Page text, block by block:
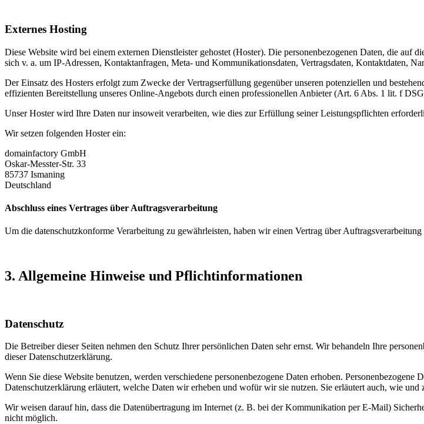
Externes Hosting
Diese Website wird bei einem externen Dienstleister gehostet (Hoster). Die personenbezogenen Daten, die auf
sich v. a. um IP-Adressen, Kontaktanfragen, Meta- und Kommunikationsdaten, Vertragsdaten, Kontaktdaten,
Der Einsatz des Hosters erfolgt zum Zwecke der Vertragserfüllung gegenüber unseren potenziellen und
effizienten Bereitstellung unseres Online-Angebots durch einen professionellen Anbieter (Art. 6 Abs. 1 lit. f
Unser Hoster wird Ihre Daten nur insoweit verarbeiten, wie dies zur Erfüllung seiner Leistungspflichten
Wir setzen folgenden Hoster ein:
domainfactory GmbH
Oskar-Messter-Str. 33
85737 Ismaning
Deutschland
Abschluss eines Vertrages über Auftragsverarbeitung
Um die datenschutzkonforme Verarbeitung zu gewährleisten, haben wir einen Vertrag über Auftragsverarbeitung
3. Allgemeine Hinweise und Pflicht­informationen
Datenschutz
Die Betreiber dieser Seiten nehmen den Schutz Ihrer persönlichen Daten sehr ernst. Wir behandeln Ihre
dieser Datenschutzerklärung.
Wenn Sie diese Website benutzen, werden verschiedene personenbezogene Daten erhoben.
Datenschutzerklärung erläutert, welche Daten wir erheben und wofür wir sie nutzen. Sie erläutert auch, wie und
Wir weisen darauf hin, dass die Datenübertragung im Internet (z. B. bei der Kommunikation per E-Mail)
nicht möglich.